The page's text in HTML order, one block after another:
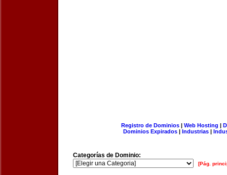
Registro de Dominios| Web Hosting |
Dominios Expirados | Industrias |
Categorías de Dominio:
[Pág.